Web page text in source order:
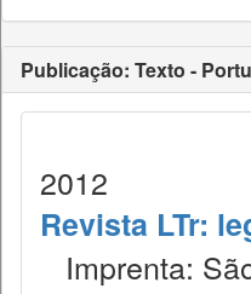
Publicação: Texto -
2012
Revista LTr:
Imprenta: